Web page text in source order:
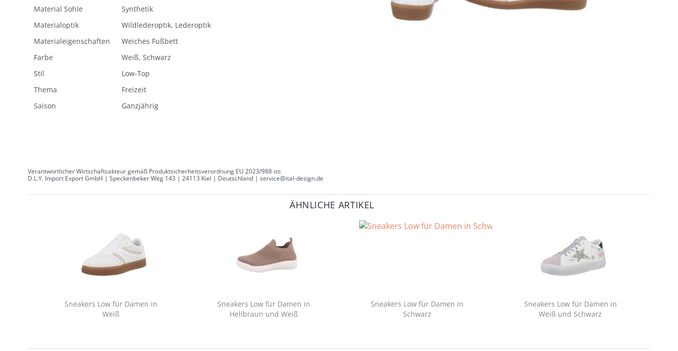
Material Sohle
Synthetik
Materialoptik
Wildlederoptik, Lederoptik
Materialeigenschaften
Weiches Fußbett
Farbe
Weiß, Schwarz
Stil
Low-Top
Thema
Freizeit
Saison
Ganzjährig
Verantwortlicher Wirtschaftsakteur gemäß Produktsicherheitsverordnung EU 2023/988 ist:
D.L.Y. Import Export GmbH | Speckenbeker Weg 143 | 24113 Kiel | Deutschland | service@ital-design.de
ÄHNLICHE ARTIKEL
Sneakers Low für Damen in
Weiß
Sneakers Low für Damen in
Hellbraun und Weiß
Sneakers Low für Damen in
Schwarz
Sneakers Low für Damen in
Weiß und Schwarz